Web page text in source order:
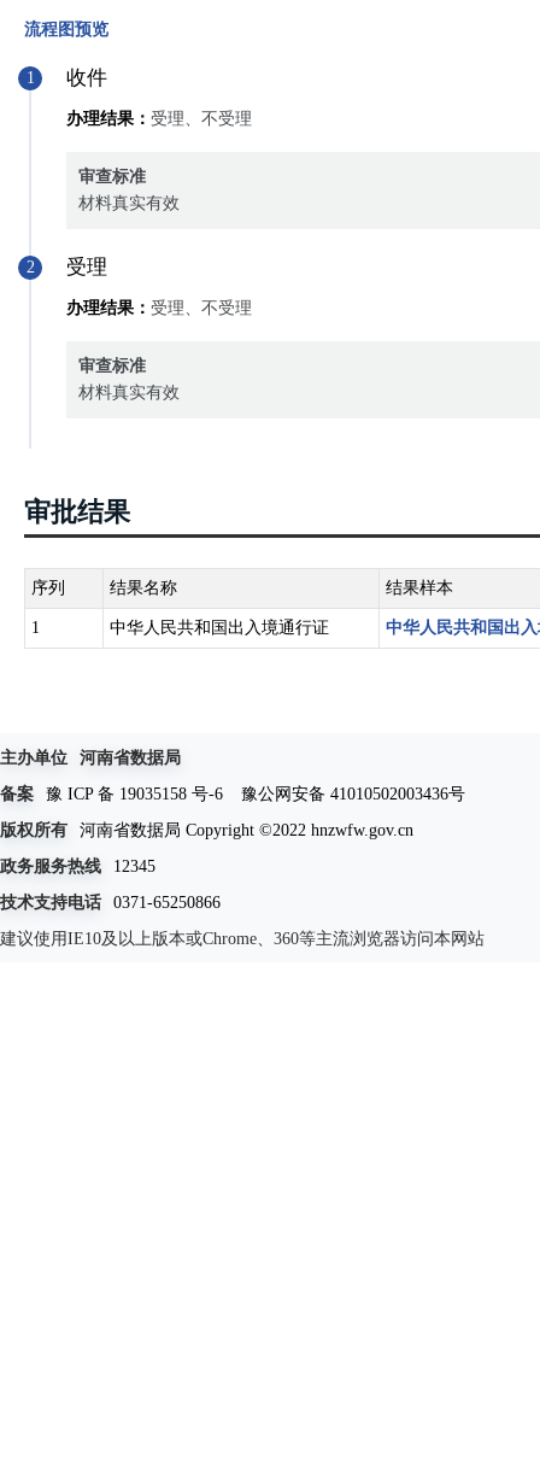
流程图预览
1 收件
办理结果： 受理、不受理
审查标准
材料真实有效
2 受理
办理结果： 受理、不受理
审查标准
材料真实有效
审批结果
序列 结果名称 结果样本
1 中华人民共和国出入境通行证 中华人民共和国出
主办单位
河南省数据局
备案
豫 ICP 备 19035158 号-6
豫公网安备 41010502003436号
版权所有
河南省数据局 Copyright ©2022 hnzwfw.gov.cn
政务服务热线
12345
技术支持电话
0371-65250866
建议使用IE10及以上版本或Chrome、360等主流浏览器访问本网站